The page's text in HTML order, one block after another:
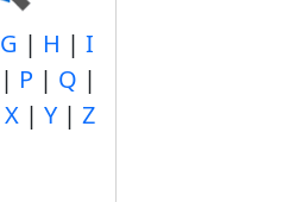
G | H | I
| P | Q |
X | Y | Z